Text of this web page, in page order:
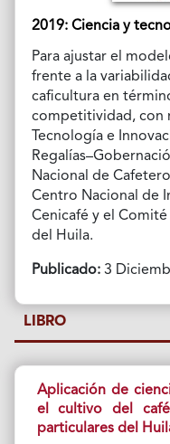
2019: Ciencia y
Para ajustar el
frente a la
caficultura en
competitividad, con
Tecnología e
Nacional de
Centro Nacional de
Cenicafé y el
del Huila.
Publicado:3
LIBRO
Aplicación de
el cultivo del
particulares del